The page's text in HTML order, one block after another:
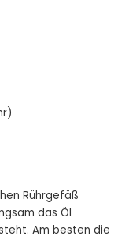
Rührgefäß
das Öl
Am besten die